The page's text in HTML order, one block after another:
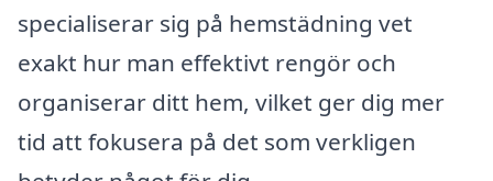
specialiserar sig på hemstädning vet
exakt hur man effektivt rengör och
organiserar ditt hem, vilket ger dig mer
tid att fokusera på det som verkligen